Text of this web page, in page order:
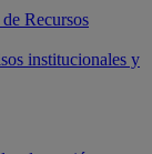
Recursos
institucionales y